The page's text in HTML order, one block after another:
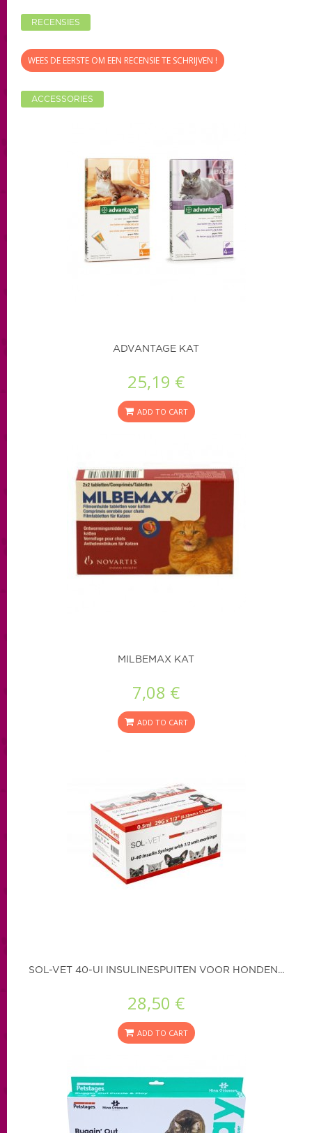
RECENSIES
WEES DE EERSTE OM EEN RECENSIE TE SCHRIJVEN !
ACCESSORIES
ADVANTAGE KAT
25,19 €
ADD TO CART
MILBEMAX KAT
7,08 €
ADD TO CART
SOL-VET 40-UI INSULINESPUITEN VOOR HONDEN...
28,50 €
ADD TO CART